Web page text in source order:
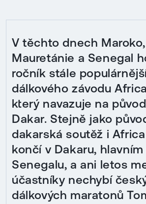
V těchto dnech Maroko,
Mauretánie a Senegal
ročník stále
dálkového závodu
který navazuje na
Dakar. Stejně jako
dakarská soutěž i Africa
končí v Dakaru,
Senegalu, a ani letos
účastníky nechybí
dálkových maratonů